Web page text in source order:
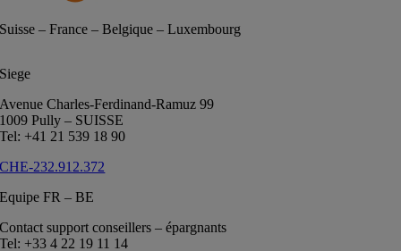
Suisse – France – Belgique – Luxembourg
Siege
Avenue Charles-Ferdinand-Ramuz 99
1009 Pully – SUISSE
Tel: +41 21 539 18 90
CHE-232.912.372
Equipe FR – BE
Contact support conseillers – épargnants
Tel: +33 4 22 19 11 14